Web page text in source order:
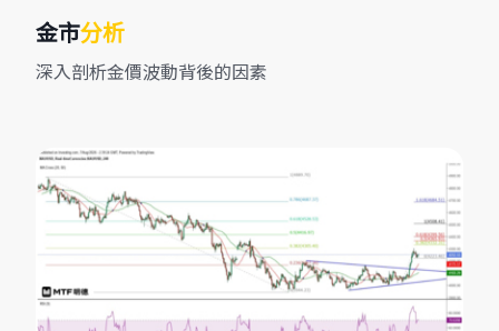
金市分析
深入剖析金價波動背後的因素